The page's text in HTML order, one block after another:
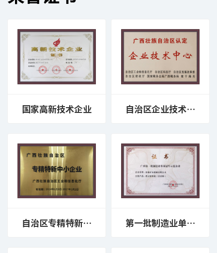
国家高新技术企业 自治区企业技术中
心
自治区专精特新中 第一批制造业单项